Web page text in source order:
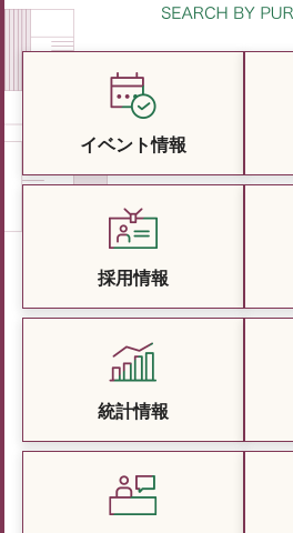
イベント情報
採用情報
統計情報